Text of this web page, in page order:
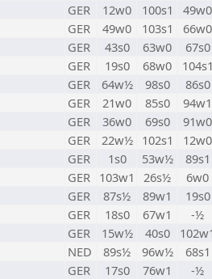
GER 12w0 100s1
49w0
GER 49w0 103s1
66w0
GER 43s0 63w0
67s0
GER 19s0 68w0
GER 64w½ 98s0
86s0
GER 21w0 85s0
94w1
GER 36w0 69s0
91w0
GER 22w½ 102s1
12w0
GER 1s0 53w½
89s1
GER 103w1 26s½
6w0
GER 87s½ 89w1
19s0
GER 18s0 67w1
-½
GER 15w½ 40s0
NED 89s½ 96w½
68s1
GER 17s0 76w1
-½